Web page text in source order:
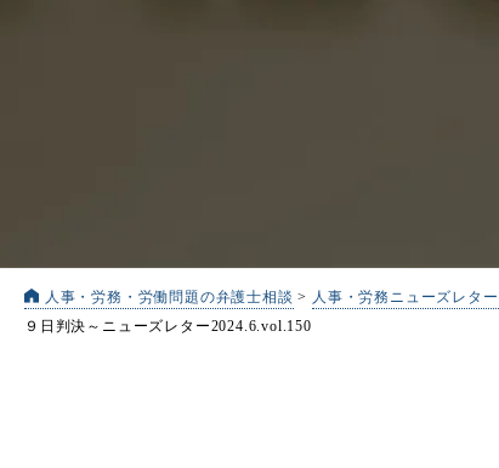
人事・労務・労働問題の弁護士相談 > 人事・労務ニューズレター
９日判決～ ニューズレター2024.6.vol.150